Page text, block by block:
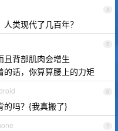
4
类现代了几百年？
5
且背部肌肉会增生
话，你算算腰上的力矩
6
的吗？{我真搬了}
7